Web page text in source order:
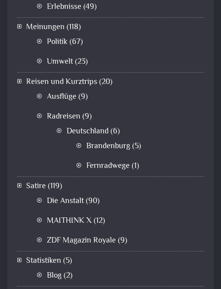
Erlebnisse (49)
Meinungen (118)
Politik(67)
Umwelt(23)
Reisen und Kurztrips(20)
Ausflüge (9)
Radreisen (9)
Deutschland(6)
Brandenburg(5)
Fernradwege (1)
Satire (119)
Die Anstalt(90)
MAITHINK X(12)
ZDF Magazin Royale (9)
Statistiken (5)
Blog(2)